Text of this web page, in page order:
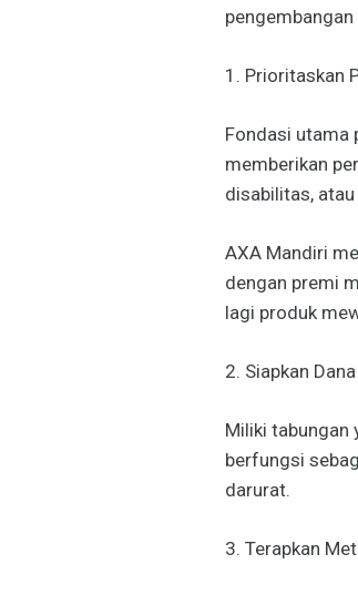
1. Prioritaskan
Fondasi utama
memberikan
disabilitas,
AXA Mandiri
dengan premi
lagi produk
2. Siapkan
Miliki tabungan
berfungsi
darurat.
3. Terapkan